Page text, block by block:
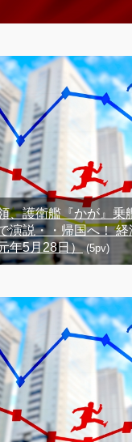
、護衛艦『かが』乗
演説・・帰国へ！
年5月28日）(5pv)